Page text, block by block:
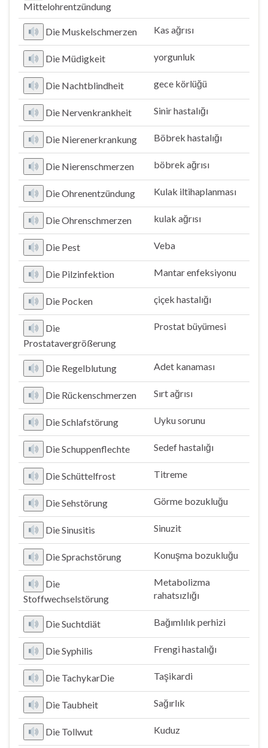
Mittelohrentzündung
Die Muskelschmerzen Kas ağrısı
Die Müdigkeit yorgunluk
Die Nachtblindheit gece körlüğü
Die Nervenkrankheit Sinir hastalığı
Die Nierenerkrankung Böbrek hastalığı
Die Nierenschmerzen böbrek ağrısı
Die Ohrenentzündung Kulak iltihaplanması
Die Ohrenschmerzen kulak ağrısı
Die Pest Veba
Die Pilzinfektion Mantar enfeksiyonu
Die Pocken çiçek hastalığı
Die
Prostatavergrößerung
Prostat büyümesi
Die Regelblutung Adet kanaması
Die Rückenschmerzen Sırt ağrısı
Die Schlafstörung Uyku sorunu
Die Schuppenflechte Sedef hastalığı
Die Schüttelfrost Titreme
Die Sehstörung Görme bozukluğu
Die Sinusitis Sinuzit
Die Sprachstörung Konuşma bozukluğu
Die
Stoffwechselstörung
Metabolizma
rahatsızlığı
Die Suchtdiät Bağımlılık perhizi
Die Syphilis Frengi hastalığı
Die TachykarDie Taşikardi
Die Taubheit Sağırlık
Die Tollwut Kuduz